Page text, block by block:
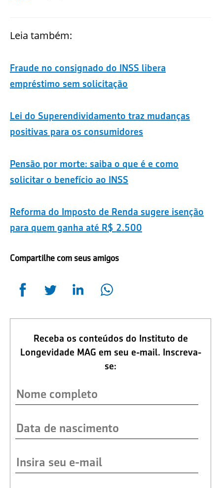
Leia também:
Fraude no consignado do INSS libera
empréstimo sem solicitação
Lei do Superendividamento traz mudanças
positivas para os consumidores
Pensão por morte: saiba o que é e como
solicitar o benefício ao INSS
Reforma do Imposto de Renda sugere isenção
para quem ganha até R$ 2.500
Compartilhe com seus amigos
Receba os conteúdos do Instituto de
Longevidade MAG em seu e-mail. Inscreva-
se: